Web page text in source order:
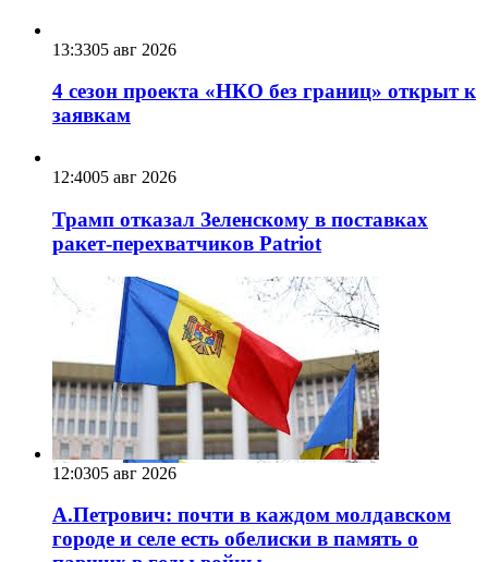
13:3305 авг 2026
4 сезон проекта «НКО без границ» открыт к
заявкам
12:4005 авг 2026
Трамп отказал Зеленскому в поставках
ракет-перехватчиков Patriot
12:0305 авг 2026
А.Петрович: почти в каждом молдавском
городе и селе есть обелиски в память о